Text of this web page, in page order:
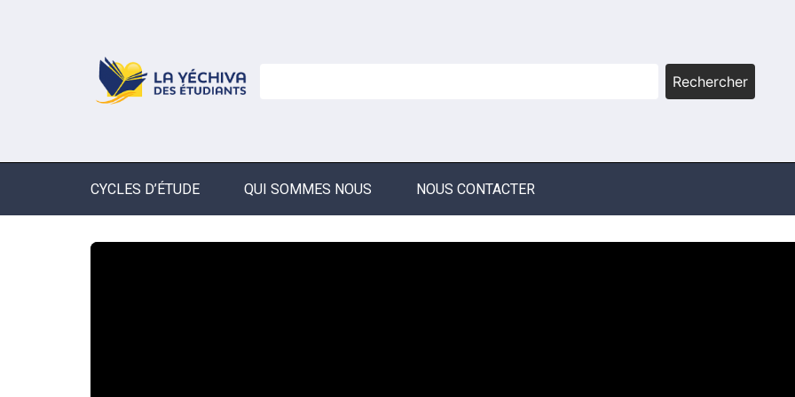
Rechercher
CYCLES D’ÉTUDE QUI SOMMES NOUS NOUS CONTACTER